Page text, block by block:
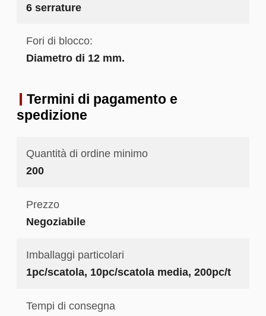
6 serrature
Fori di blocco:
Diametro di 12 mm.
Termini di pagamento e
spedizione
Quantità di ordine minimo
200
Prezzo
Negoziabile
Imballaggi particolari
1pc/scatola, 10pc/scatola media, 200pc/t
Tempi di consegna